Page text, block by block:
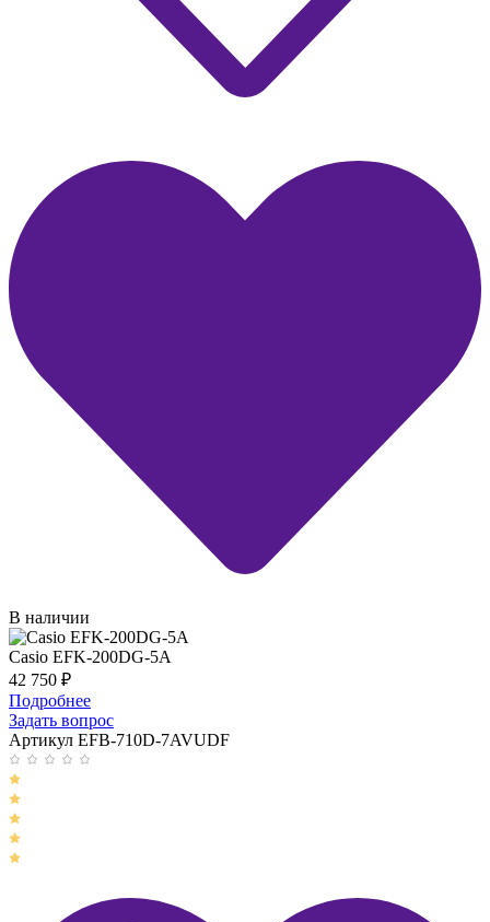
В наличии
Casio EFK-200DG-5A
42 750 ₽
Подробнее
Задать вопрос
Артикул EFB-710D-7AVUDF